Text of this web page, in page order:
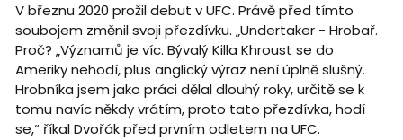
V březnu 2020 prožil debut v UFC. Právě před tímto
soubojem změnil svoji přezdívku. „Undertaker - Hrobař.
Proč? „Významů je víc. Bývalý Killa Khroust se do
Ameriky nehodí, plus anglický výraz není úplně slušný.
Hrobníka jsem jako práci dělal dlouhý roky, určitě se k
tomu navíc někdy vrátím, proto tato přezdívka, hodí
se,“ říkal Dvořák před prvním odletem na UFC.